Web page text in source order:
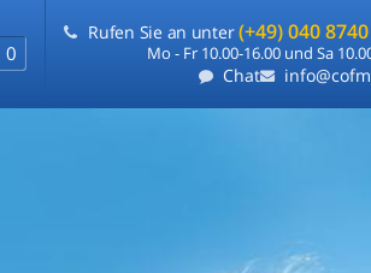
0
Rufen Sie an unter(+49) 040
Mo - Fr 10.00-16.00 und Sa
Chat